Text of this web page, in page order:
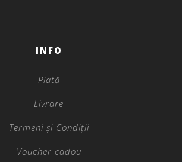
INFO
Plată
Livrare
Termeni și Condiții
Voucher cadou